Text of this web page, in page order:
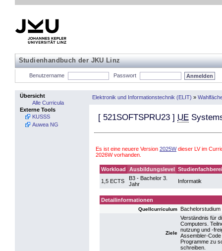
Studienhandbuch der JKU Linz
Benutzername Passwort
Übersicht
Alle Curricula
Externe Tools
KUSSS
Auwea NG
Elektronik und Informationstechnik (ELIT) »
[ 521SOFTSPRU23 ] UE
Es ist eine neuere Version 2025Wdieser LV im
2026W vorhanden.
Workload Ausbildungslevel
1,5 ECTS
B3 - Bachelor 3.
Jahr
Informatik
Detailinformationen
Quellcurriculum
Ziele
Verständnis für
Computers.
nutzung und -
Assembler-
Programme zu
schreiben.